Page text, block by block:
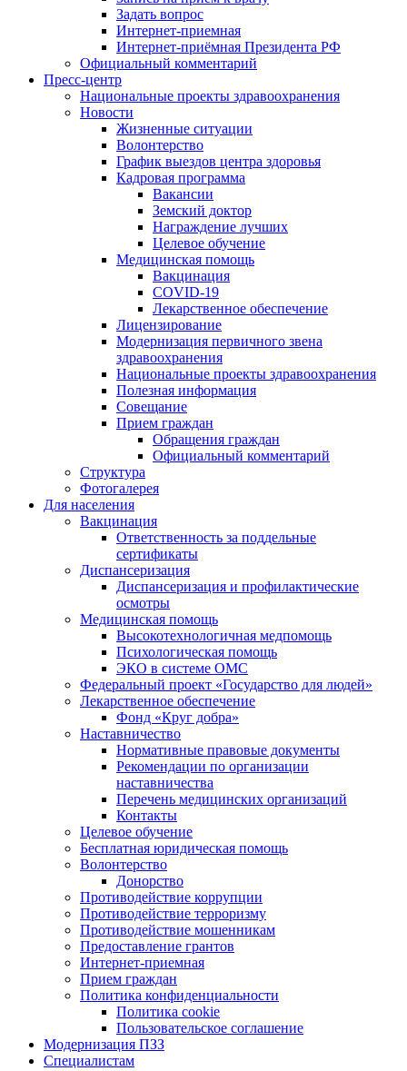
Задать вопрос
Интернет-приемная
Интернет-приёмная Президента РФ
Официальный комментарий
Пресс-центр
Национальные проекты здравоохранения
Новости
Жизненные ситуации
Волонтерство
График выездов центра здоровья
Кадровая программа
Вакансии
Земский доктор
Награждение лучших
Целевое обучение
Медицинская помощь
Вакцинация
COVID-19
Лекарственное обеспечение
Лицензирование
Модернизация первичного звена
здравоохранения
Национальные проекты здравоохранения
Полезная информация
Совещание
Прием граждан
Обращения граждан
Официальный комментарий
Структура
Фотогалерея
Для населения
Вакцинация
Ответственность за поддельные
сертификаты
Диспансеризация
Диспансеризация и профилактические
осмотры
Медицинская помощь
Высокотехнологичная медпомощь
Психологическая помощь
ЭКО в системе ОМС
Федеральный проект «Государство для людей»
Лекарственное обеспечение
Фонд «Круг добра»
Наставничество
Нормативные правовые документы
Рекомендации по организации
наставничества
Перечень медицинских организаций
Контакты
Целевое обучение
Бесплатная юридическая помощь
Волонтерство
Донорство
Противодействие коррупции
Противодействие терроризму
Противодействие мошенникам
Предоставление грантов
Интернет-приемная
Прием граждан
Политика конфиденциальности
Политика cookie
Пользовательское соглашение
Модернизация ПЗЗ
Специалистам